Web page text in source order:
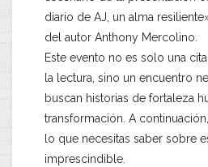
diario de AJ, un alma
del autor Anthony Mercolino.
​Este evento no es solo una
la lectura, sino un encuentro
buscan historias de fortaleza
transformación. A
lo que necesitas saber sobre
imprescindible.